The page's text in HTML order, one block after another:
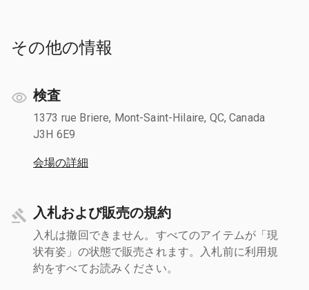
その他の情報
検査
1373 rue Briere, Mont-Saint-Hilaire, QC, Canada
J3H 6E9
会場の詳細
入札および販売の規約
入札は撤回できません。すべてのアイテムが「現
状有姿」の状態で販売されます。入札前に利用規
約をすべてお読みください。